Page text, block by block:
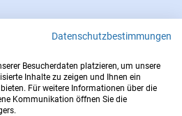
SIE SICH AN : 112
Datenschutzbestimmungen
Besucherdaten platzieren, um unsere
Inhalte zu zeigen und Ihnen ein
Für weitere Informationen über die
Kommunikation öffnen Sie die